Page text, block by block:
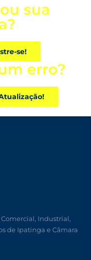
sua
se!
erro?
Comercial, Industrial,
de Ipatinga e Câmara